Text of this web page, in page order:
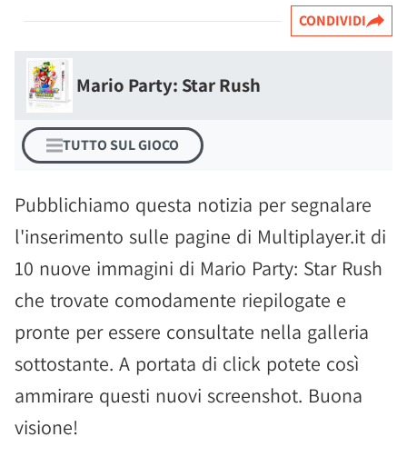
CONDIVIDI
Mario Party: Star Rush
TUTTO SUL GIOCO
Pubblichiamo questa notizia per segnalare
l'inserimento sulle pagine di Multiplayer.it di
10 nuove immagini di Mario Party: Star Rush
che trovate comodamente riepilogate e
pronte per essere consultate nella galleria
sottostante. A portata di click potete così
ammirare questi nuovi screenshot. Buona
visione!